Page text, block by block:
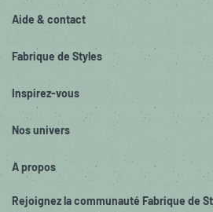
Aide & contact
Fabrique de Styles
Inspirez-vous
Nos univers
A propos
Rejoignez la communauté Fabrique de